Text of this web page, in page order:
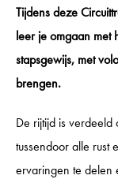
Tijdens deze
leer je omgaan met
stapsgewijs, met
brengen.
De rijtijd is verdeeld
tussendoor alle rust
ervaringen te delen